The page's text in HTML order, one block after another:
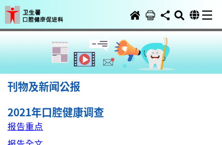
刊物及新闻公报
2021年口腔健康调查
报告重点